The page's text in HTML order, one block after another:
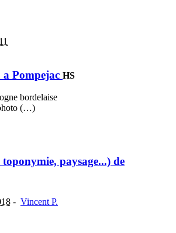
Pompejac HS
bordelaise
(…)
paysage...) de
- Vincent P.